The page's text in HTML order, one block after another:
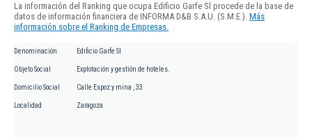
La información del Ranking que ocupa Edificio Garfe Sl procede de la base de
datos de información financiera de INFORMA D&B S.A.U. (S.M.E.). Más
información sobre el Ranking de Empresas.
Denominación Edificio Garfe Sl
Objeto Social Explotación y gestión de hoteles.
Domicilio Social Calle Espoz y mina , 33
Localidad Zaragoza